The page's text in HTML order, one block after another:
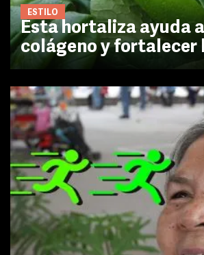
ESTILO
Esta hortaliza ayuda
colágeno y fortalecer